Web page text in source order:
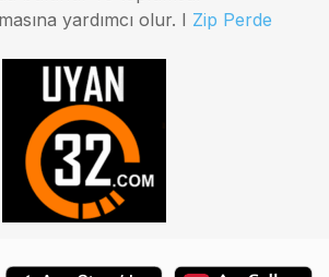
yardımcı olur. I Zip Perde